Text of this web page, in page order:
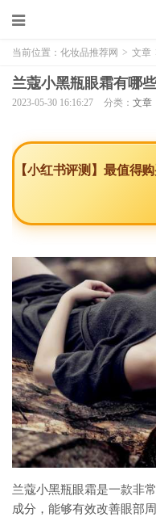
当前位置： 化妆品推荐网 > 文章
兰蔻小黑瓶眼霜有哪
2023-05-30 16:16:27 分类： 文章
【小红书评测】最值得
兰蔻小黑瓶眼霜是一款非
成分，能够有效改善眼部